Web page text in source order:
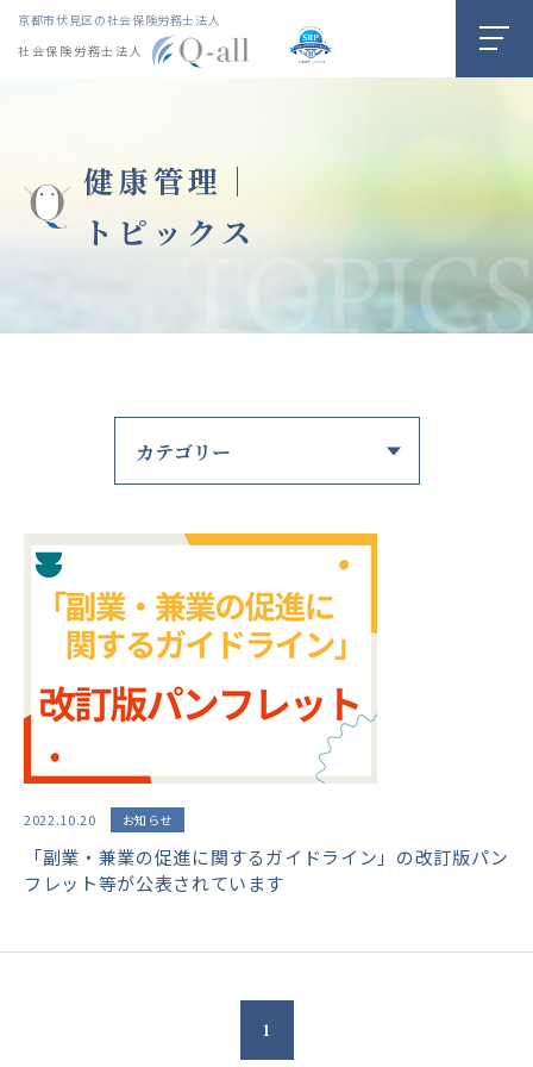
京都市伏見区の社会保険労務士法人
社会保険労務士法人
健康管理｜
トピックス
2022.10.20 お知らせ
「副業・兼業の促進に関するガイドライン」の改訂版パン
フレット等が公表されています
1